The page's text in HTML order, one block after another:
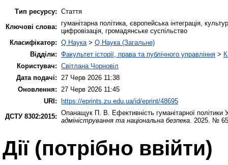
Тип ресурсу: Стаття
Ключові слова: гуманітарна політика, європейська інтеграція,
цифровізація, громадянське суспільство
Класифікатор: Q Наука > Q Наука (Загальне)
Відділи: Факультет історії, права та публічного управління >
Користувач: Світлана Чорновіл
Дата подачі:
27 Черв 2026 11:38
Оновлення:
27 Черв 2026 11:45
URI:
https://eprints.zu.edu.ua/id/eprint/48695
ДСТУ 8302:2015: Опанащук П. В.
Ефективність гуманітарної
адміністрування та національна безпека . 2025. №
Дії ​​(потрібно ввійти)